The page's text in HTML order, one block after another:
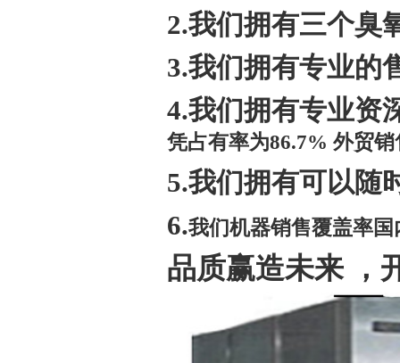
2.我们拥有三个臭
3.我们拥有专业的
4.我们拥有专业资
凭占有率为86.7% 外贸
5.我们拥有可以随
6.我们机器销售覆盖率国
品质赢造未来 ，